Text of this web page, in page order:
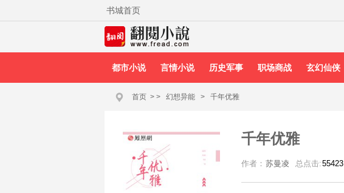
书城首页
都市小说 言情小说 历史军事 职场商战 玄幻仙侠
首页 > > 幻想异能 > 千年优雅
千年优雅
作者： 苏曼凌 总点击:55423